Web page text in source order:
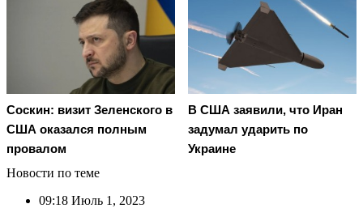
Соскин: визит Зеленского в
США оказался полным
провалом
В США заявили, что Иран
задумал ударить по
Украине
Новости по теме
09:18 Июль 1, 2023